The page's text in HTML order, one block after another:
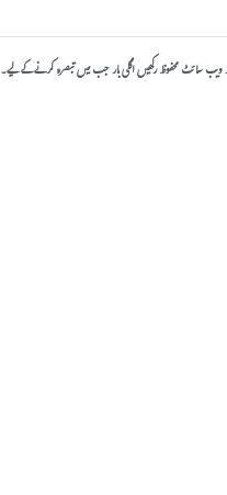
سائٹ محفوظ رکھیں اگلی بار جب میں تبصرہ کرنے کےلیے۔